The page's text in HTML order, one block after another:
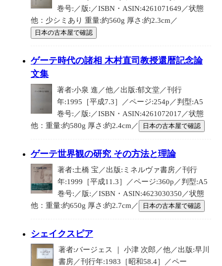
巻号:／版:／ISBN・ASIN:4261071649／状態
他：少シミあり 重量:約560g 厚さ:約2.3cm／
日本の古本屋で確認
ゲーテ時代の諸相 木村直司教授還暦記念論
文集
著者:小泉 進／他／出版:郁文堂／刊行
年:1995［平成7.3］／ページ:254p／判型:A5
巻号:／版:／ISBN・ASIN:4261072017／状態
他：重量:約580g 厚さ:約2.4cm／
日本の古本屋で確認
ゲーテ世界観の研究 その方法と理論
著者:土橋 宝／出版:ミネルヴァ書房／刊行
年:1999［平成11.3］／ページ:360p／判型:A5
巻号:／版:／ISBN・ASIN:4623030350／状態
他：重量:約650g 厚さ:約2.7cm／
日本の古本屋で確認
シェイクスピア
著者:バージェス ｜ 小津 次郎／他／出版:早川
書房／刊行年:1983［昭和58.4］／ペー